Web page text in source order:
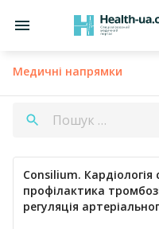
Медичні напрямки
Consilium. Кардіологія
профілактика
регуляція